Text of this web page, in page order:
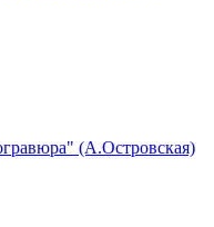
(А.Островская)